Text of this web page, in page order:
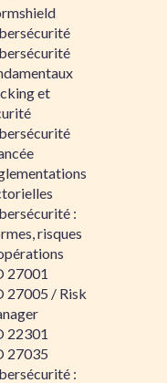
et
:
risques
27001
27005 / Risk
22301
27035
: